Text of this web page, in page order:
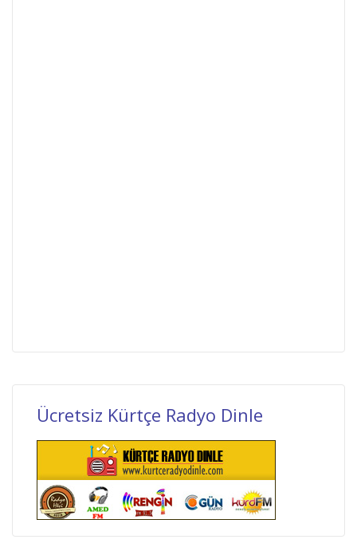
Ücretsiz Kürtçe Radyo Dinle